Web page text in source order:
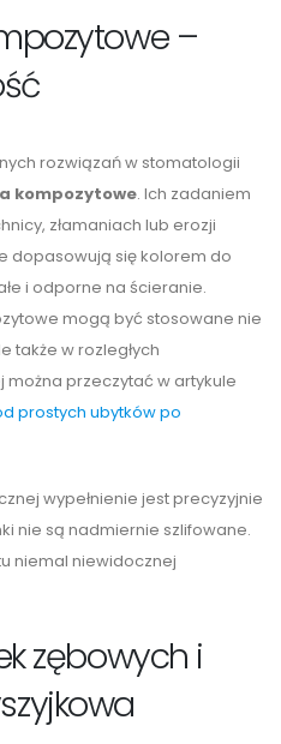
–
rozwiązań w stomatologii
kompozytowe. Ich zadaniem
złamaniach lub erozji
dopasowują się kolorem do
i odporne na ścieranie.
mogą być stosowane nie
także w rozległych
przeczytać w artykule
prostych ubytków po
wypełnienie jest precyzyjnie
nie są nadmiernie szlifowane.
niemal niewidocznej
zębowych i